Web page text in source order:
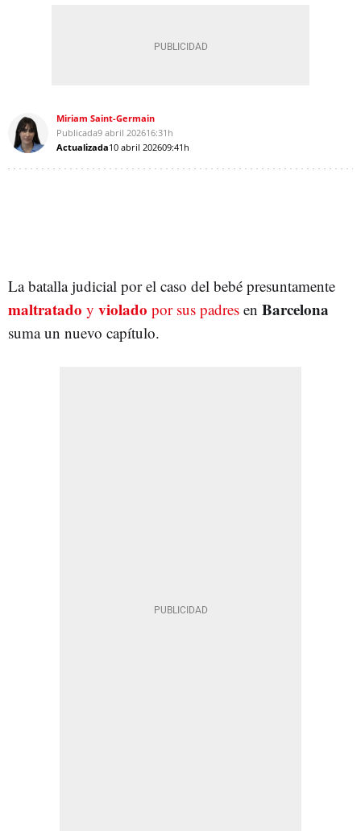
Miriam Saint-Germain
Publicada9 abril 202616:31h
Actualizada10 abril 202609:41h
La batalla judicial por el caso del bebé presuntamente
maltratado y violado por sus padres en Barcelona
suma un nuevo capítulo.